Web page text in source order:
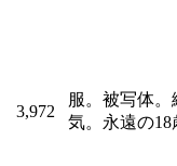
3,972
服。被写体。
気。永遠の18